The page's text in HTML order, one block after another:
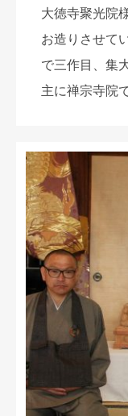
大徳寺聚光院
お造りさせて
で三作目、集
主に禅宗寺院